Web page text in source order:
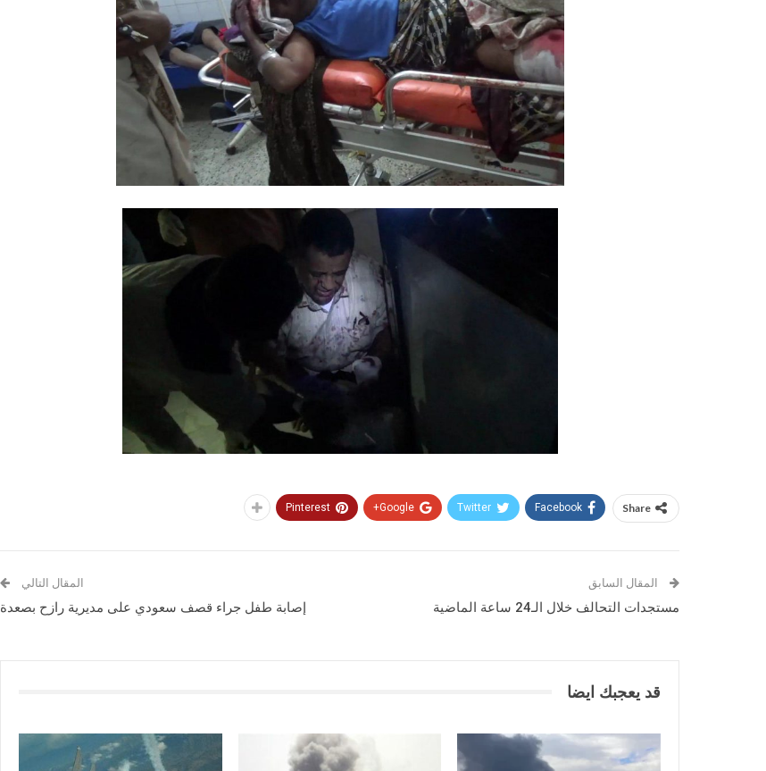
Share
Facebook
Twitter
Google+
Pinterest
المقال السابق
مستجدات التحالف خلال الـ24 ساعة الماضية
المقال التالي
إصابة طفل جراء قصف سعودي على مديرية رازح بصعدة
قد يعجبك ايضا